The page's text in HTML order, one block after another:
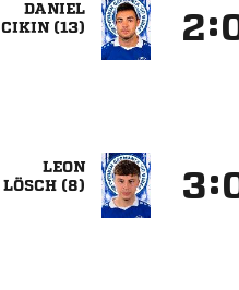

 
:

 
: